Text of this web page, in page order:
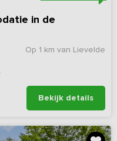
in de
Op 1 km van Lievelde
Bekijk details